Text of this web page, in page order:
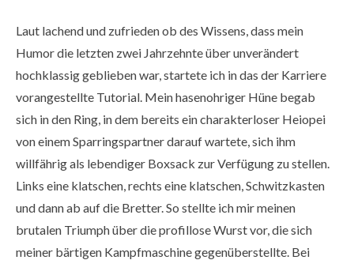
Laut lachend und zufrieden ob des Wissens, dass mein
Humor die letzten zwei Jahrzehnte über unverändert
hochklassig geblieben war, startete ich in das der Karriere
vorangestellte Tutorial. Mein hasenohriger Hüne begab
sich in den Ring, in dem bereits ein charakterloser Heiopei
von einem Sparringspartner darauf wartete, sich ihm
willfährig als lebendiger Boxsack zur Verfügung zu stellen.
Links eine klatschen, rechts eine klatschen, Schwitzkasten
und dann ab auf die Bretter. So stellte ich mir meinen
brutalen Triumph über die profillose Wurst vor, die sich
meiner bärtigen Kampfmaschine gegenüberstellte. Bei